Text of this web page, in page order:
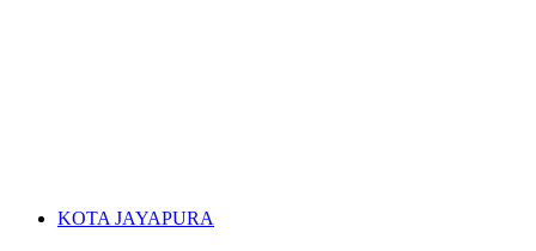
KOTA JAYAPURA